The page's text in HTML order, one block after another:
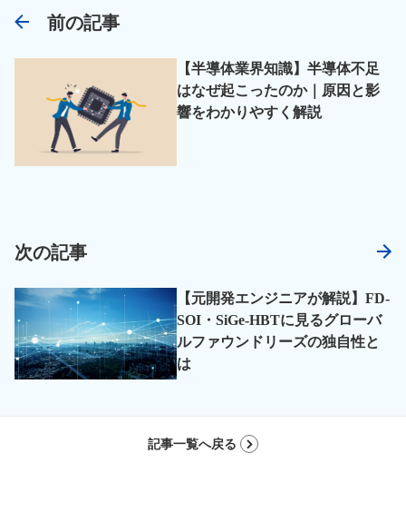
前の記事
【半導体業界知識】半導体不足
はなぜ起こったのか｜原因と影
響をわかりやすく解説
次の記事
【元開発エンジニアが解説】FD-
SOI・SiGe-HBTに見るグローバ
ルファウンドリーズの独自性と
は
記事一覧へ戻る